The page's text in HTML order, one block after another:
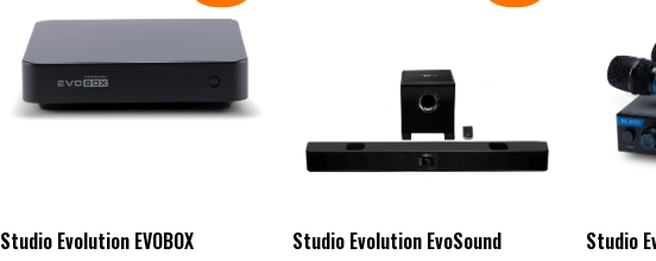
Studio Evolution EVOBOX Studio Evolution EvoSound Studio